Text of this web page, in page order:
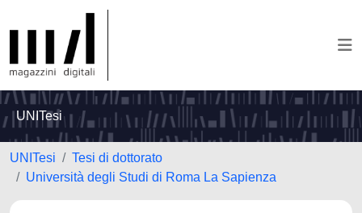
UNITesi
UNITesi
Tesi di dottorato
Università degli Studi di Roma La Sapienza